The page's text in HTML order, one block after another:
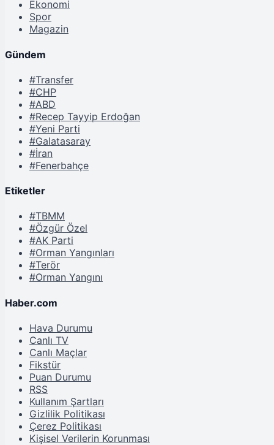
Ekonomi
Spor
Magazin
Gündem
#Transfer
#CHP
#ABD
#Recep Tayyip Erdoğan
#Yeni Parti
#Galatasaray
#İran
#Fenerbahçe
Etiketler
#TBMM
#Özgür Özel
#AK Parti
#Orman Yangınları
#Terör
#Orman Yangını
Haber.com
Hava Durumu
Canlı TV
Canlı Maçlar
Fikstür
Puan Durumu
RSS
Kullanım Şartları
Gizlilik Politikası
Çerez Politikası
Kişisel Verilerin Korunması